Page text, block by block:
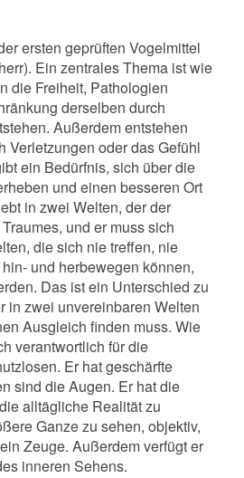
ersten geprüften Vogelmittel
Ein zentrales Thema ist wie
die Freiheit, Pathologien
derselben durch
Außerdem entstehen
Verletzungen oder das Gefühl
ein Bedürfnis, sich über die
und einen besseren Ort
in zwei Welten, der der
und er muss sich
die sich nie treffen, nie
und herbewegen können,
Das ist ein Unterschied zu
in zwei unvereinbaren Welten
Ausgleich finden muss. Wie
verantwortlich für die
Er hat geschärfte
sind die Augen. Er hat die
alltägliche Realität zu
Ganze zu sehen, objektiv,
Zeuge. Außerdem verfügt er
inneren Sehens.